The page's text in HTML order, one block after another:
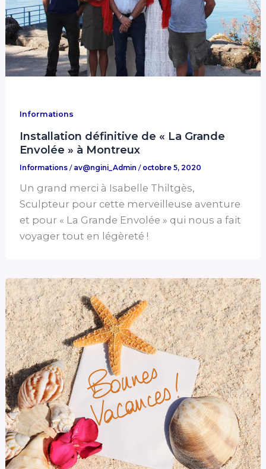
Informations
Installation définitive de « La Grande
Envolée » à Montreux
Informations / av@ngini_Admin/ octobre 5, 2020
Un grand merci à Isabelle Thiltgès,
Sculpteur pour cette merveilleuse aventure
et pour « La Grande Envolée » qui nous a fait
voyager tout en légèreté !